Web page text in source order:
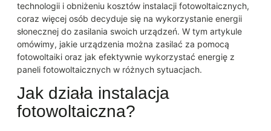
technologii i obniżeniu kosztów instalacji fotowoltaicznych,
coraz więcej osób decyduje się na wykorzystanie energii
słonecznej do zasilania swoich urządzeń. W tym artykule
omówimy, jakie urządzenia można zasilać za pomocą
fotowoltaiki oraz jak efektywnie wykorzystać energię z
paneli fotowoltaicznych w różnych sytuacjach.
Jak działa instalacja
fotowoltaiczna?